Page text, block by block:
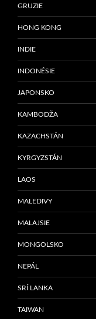
GRUZIE
HONG KONG
INDIE
INDONÉSIE
JAPONSKO
KAMBODŽA
KAZACHSTÁN
KYRGYZSTÁN
LAOS
MALEDIVY
MALAJSIE
MONGOLSKO
NEPÁL
SRÍ LANKA
TAIWAN